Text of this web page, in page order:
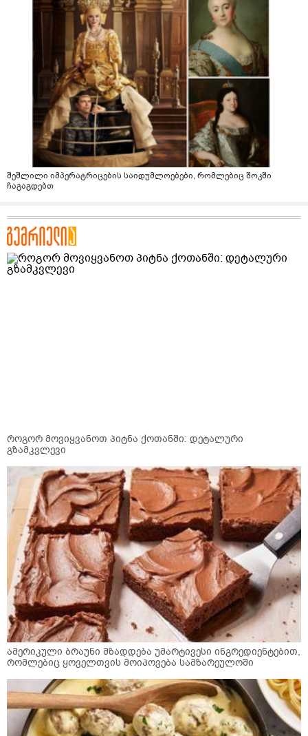
შეშლილი იმპერატრიცების საიდუმლოებები, რომლებიც შოკში
ჩაგაგდებთ
როგორ მოვიყვანოთ პიტნა ქოთანში: დეტალური
გზამკვლევი
ამერიკული ბრაუნი მზადდება უმარტივესი ინგრედიენტებით,
რომლებიც ყოველთვის მოიპოვება სამზარეულოში